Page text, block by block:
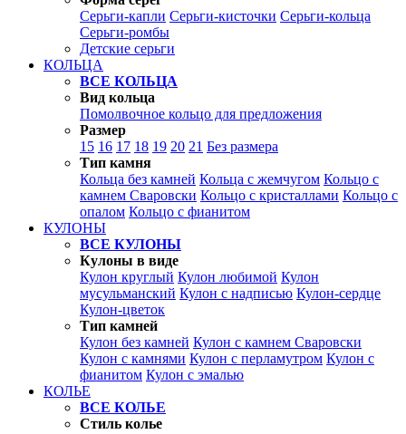
Серьги-капли Серьги-кисточки Серьги-кольца
Серьги-ромбы
Детские серьги
КОЛЬЦА
ВСЕ КОЛЬЦА
Вид кольца
Помолвочное кольцо для предложения
Размер
15 16 17 18 19 20 21 Без размера
Тип камня
Кольца без камней Кольца с жемчугом Кольцо с
камнем Сваровски Кольцо с кристаллами Кольцо с
опалом Кольцо с фианитом
КУЛОНЫ
ВСЕ КУЛОНЫ
Кулоны в виде
Кулон круглый Кулон любимой Кулон
мусульманский Кулон с надписью Кулон-сердце
Кулон-цветок
Тип камней
Кулон без камней Кулон с камнем Сваровски
Кулон с камнями Кулон с перламутром Кулон с
фианитом Кулон с эмалью
КОЛЬЕ
ВСЕ КОЛЬЕ
Стиль колье